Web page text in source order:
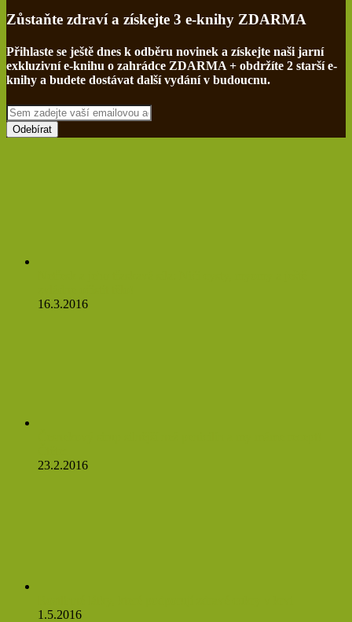
Zůstaňte zdraví a získejte 3 e-knihy ZDARMA
Přihlaste se ještě dnes k odběru novinek a získejte naši jarní
exkluzivní e-knihu o zahrádce ZDARMA + obdržíte 2 starší e-
knihy a budete dostávat další vydání v budoucnu.
Sem
zadejte
vaší
16.3.2016
23.2.2016
1.5.2016